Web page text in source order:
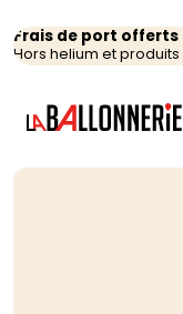
Frais de port offerts
Hors helium et